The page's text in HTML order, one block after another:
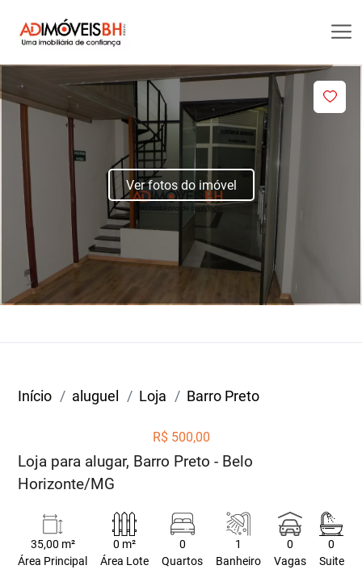
Ver fotos do imóvel
Início aluguel Loja Barro Preto
R$ 500,00
Loja para alugar, Barro Preto - Belo
Horizonte/MG
35,00 m²
Área Principal
0 m²
Área Lote
0
Quartos
1
Banheiro
0
Vagas
0
Suite